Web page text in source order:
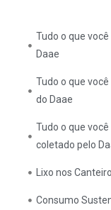
Tudo o que
Daae
Tudo o que
do Daae
Tudo o que
coletado pelo
Lixo nos
Consumo